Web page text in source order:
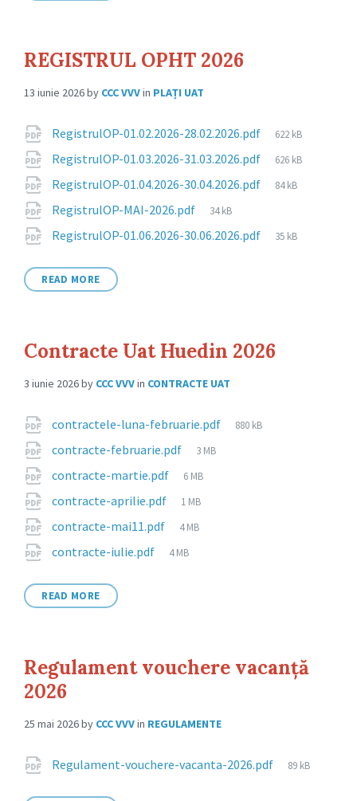
REGISTRUL OPHT 2026
13 iunie 2026by CCC VVVin PLAȚI UAT
Attachments
RegistrulOP-01.02.2026-28.02.2026.pdf
File
622 kB
RegistrulOP-01.03.2026-31.03.2026.pdf
File
626 kB
RegistrulOP-01.04.2026-30.04.2026.pdf
File
84 kB
RegistrulOP-MAI-2026.pdf
File
34 kB
RegistrulOP-01.06.2026-30.06.2026.pdf
File
35 kB
READ MORE
Contracte Uat Huedin 2026
3 iunie 2026by CCC VVVin CONTRACTE UAT
Attachments
contractele-luna-februarie.pdf
File
880 kB
contracte-februarie.pdf
File
3 MB
contracte-martie.pdf
File
6 MB
contracte-aprilie.pdf
File
1 MB
contracte-mai11.pdf
File
4 MB
contracte-iulie.pdf
File
4 MB
READ MORE
Regulament vouchere vacanță
2026
25 mai 2026by CCC VVVin REGULAMENTE
Attachments
Regulament-vouchere-vacanta-2026.pdf
File
89 kB